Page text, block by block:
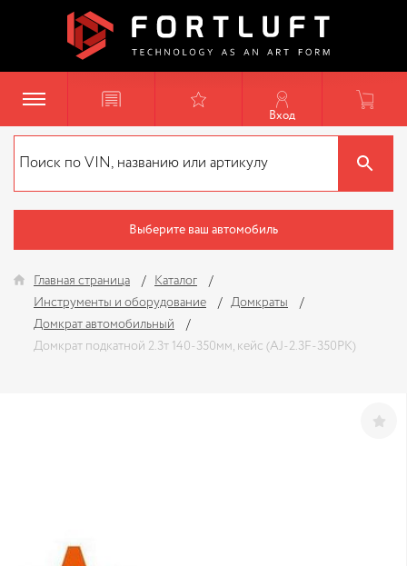
Вход
Выберите ваш автомобиль
Главная страница
Каталог
Инструменты и оборудование
Домкраты
Домкрат автомобильный
Домкрат подкатной 2.3т 140-350мм, кейс (AJ-2.3F-350PK)